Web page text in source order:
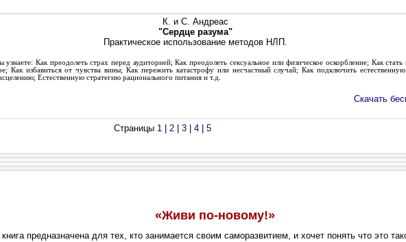
К. и C. Андреас
"Сердце разума"
Практическое использование методов НЛП.
Как преодолеть страх перед аудиторией; Как преодолеть сексуальное или физическое оскорбление; Как стать
Как избавиться от чувства вины; Как пережить катастрофу или несчастный случай; Как подключить
Естественную стратегию рационального питания и т.д.
Скачать
Страницы 1 | 2 | 3 | 4 | 5